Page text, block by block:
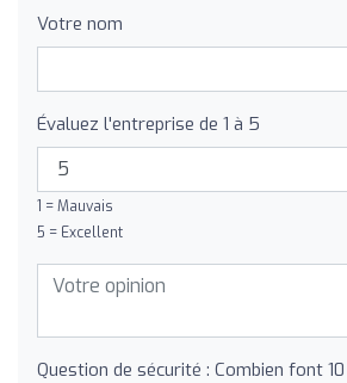
Votre nom
Évaluez l'entreprise de 1 à 5
1 = Mauvais
5 = Excellent
Question de sécurité : Combien font